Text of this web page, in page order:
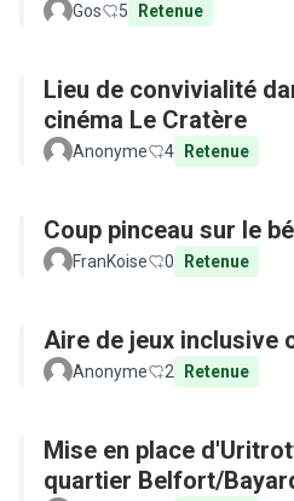
Gos 5 Retenue
Lieu de convivialité
cinéma Le Cratère
Anonyme 4 Retenue
Coup pinceau sur le
FranKoise 0 Retenue
Aire de jeux inclusive
Anonyme 2 Retenue
Mise en place
quartier Belfort/